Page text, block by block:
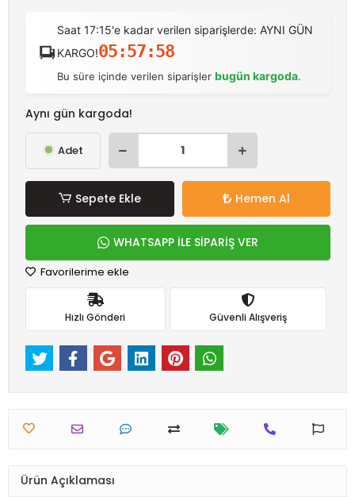
Saat 17:15'e kadar verilen siparişlerde: AYNI GÜN
KARGO!05:57:58
Bu süre içinde verilen siparişlerbugün kargoda.
Aynı gün kargoda!
Adet
Sepete Ekle Hemen Al
WHATSAPP İLE SİPARİŞ VER
Favorilerime ekle
Hızlı Gönderi Güvenli Alışveriş
Ürün Açıklaması